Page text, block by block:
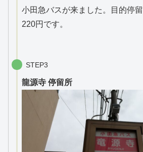
小田急バスが来ました。目的停
220円です。
STEP3
龍源寺 停留所